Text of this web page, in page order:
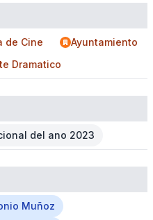
de Cine
Ayuntamiento
Dramatico
del ano 2023
Muñoz